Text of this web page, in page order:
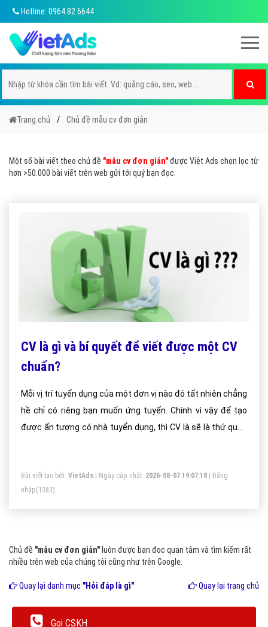
Hotline: 0964 82 6644
Trang chủ Chủ đề mẫu cv đơn giản
Một số bài viết theo chủ đề "mẫu cv đơn giản"được Việt Ads chọn lọc từ
hơn >50.000 bài viết trên web gửi tới quý bạn đọc.
CV là gì và bí quyết để viết được một CV
chuẩn?
Mỗi vị trí tuyển dụng của một đơn vị nào đó tất nhiên chẳng
hề chỉ có riêng bạn muốn ứng tuyển. Chính vì vậy để tạo
được ấn tượng có nhà tuyển dụng, thì CV là sẽ là thứ quan
Bài viết tạo bởi: VietAds | Ngày cập nhật: 2026-08-07 19:07:18
Đăng
nhập(1383)
Chủ đề "mẫu cv đơn giản" luôn được bạn đọc quan tâm và tìm kiếm rất
nhiều trên web của chúng tôi cũng như trên Google.
Quay lại danh mục "Hỏi đáp là gì" Quay lại trang chủ
Gọi CSKH